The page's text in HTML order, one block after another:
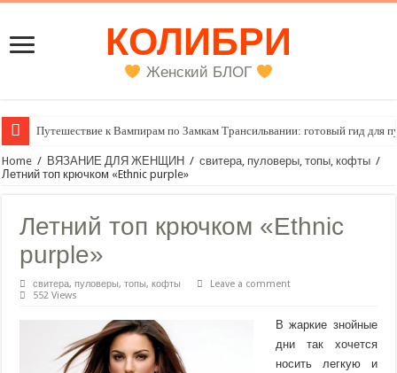
КОЛИБРИ
Женский БЛОГ
Путешествие к Вампирам по Замкам Трансильвании: готовый гид для
Женский внутренний голос
Home / ВЯЗАНИЕ ДЛЯ ЖЕНЩИН / свитера, пуловеры, топы, кофты /
Летний топ крючком «Ethnic purple»
Летний топ крючком «Ethnic
purple»
свитера, пуловеры, топы, кофты
Leave a comment
552 Views
В жаркие знойные
дни так хочется
носить легкую и